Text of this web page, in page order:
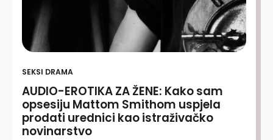
SEKSI DRAMA
AUDIO-EROTIKA ZA ŽENE: Kako sam
opsesiju Mattom Smithom uspjela
prodati urednici kao istraživačko
novinarstvo